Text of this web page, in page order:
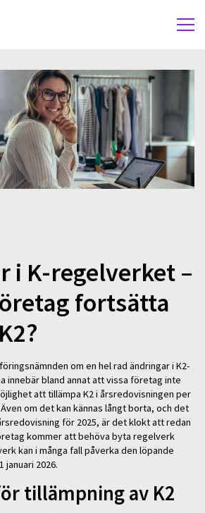
i K-regelverket –
fortsätta
om en hel rad ändringar i K2-
innebär bland annat att vissa företag inte
att tillämpa K2 i årsredovisningen per
om det kan kännas långt borta, och det
för 2025, är det klokt att redan
kommer att behöva byta regelverk
kan i många fall påverka den löpande
januari 2026.
tillämpning av K2